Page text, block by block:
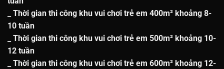
_ Thời gian thi công khu vui chơi trẻ em 400m² khoảng 8-
10 tuần
_ Thời gian thi công khu vui chơi trẻ em 500m² khoảng 10-
12 tuần
_ Thời gian thi công khu vui chơi trẻ em 600m² khoảng 12-